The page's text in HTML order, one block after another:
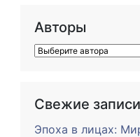
Авторы
Свежие записи
Эпоха в лицах: